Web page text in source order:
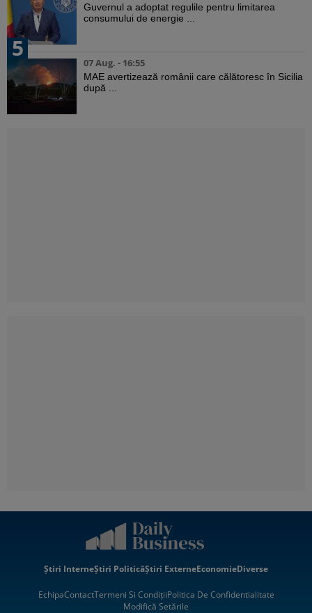
Guvernul a adoptat regulile pentru limitarea
consumului de energie ...
5
07 Aug. - 16:55
MAE avertizează românii care călătoresc în Sicilia
după ...
Știri InterneȘtiri PoliticăȘtiri ExterneEconomieDiverse
EchipaContactTermeni Si CondițiiPolitica De Confidentialitate
Modifică Setările